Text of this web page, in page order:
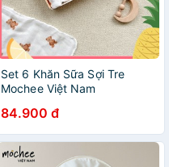
Set 6 Khăn Sữa Sợi Tre
Mochee Việt Nam
84.900 đ